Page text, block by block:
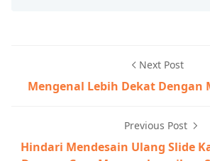
Next Post
Mengenal Lebih Dekat Dengan
Previous Post
Hindari Mendesain Ulang Slide